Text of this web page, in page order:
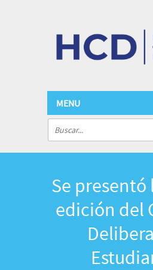
MENU
Se presentó
edición del